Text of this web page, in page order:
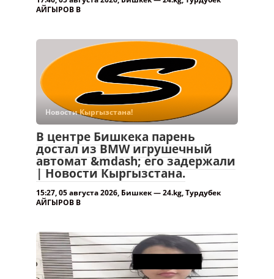
АЙГЫРОВ В
Новости Кыргызстана!
В центре Бишкека парень
достал из BMW игрушечный
автомат &mdash; его задержали
| Новости Кыргызстана.
15:27, 05 августа 2026, Бишкек — 24.kg, Турдубек
АЙГЫРОВ В